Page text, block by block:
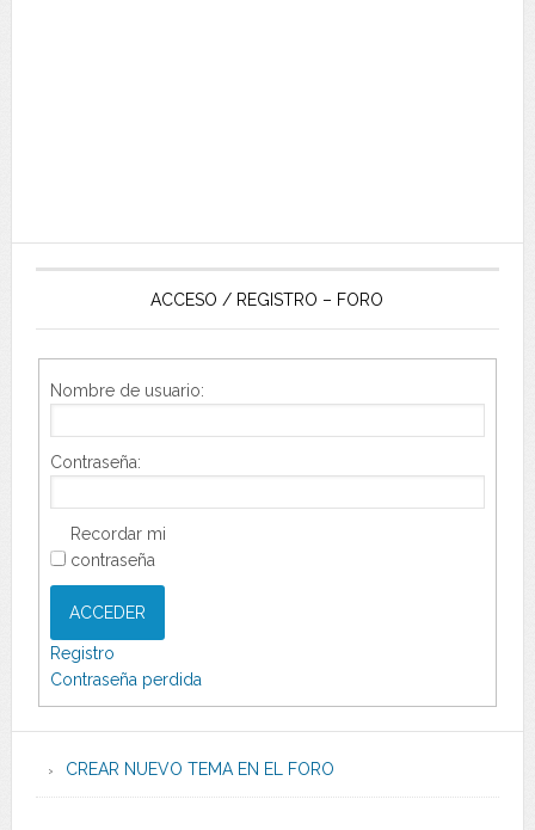
ACCESO / REGISTRO – FORO
Nombre de usuario:
Contraseña:
Recordar mi
contraseña
ACCEDER
Registro
Contraseña perdida
CREAR NUEVO TEMA EN EL FORO